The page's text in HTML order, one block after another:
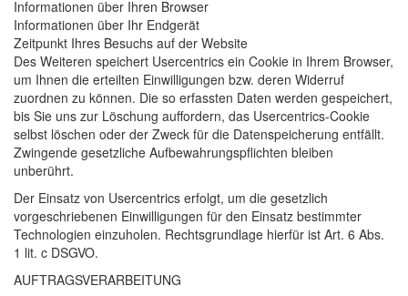
Informationen über Ihren Browser
Informationen über Ihr Endgerät
Zeitpunkt Ihres Besuchs auf der Website
Des Weiteren speichert Usercentrics ein Cookie in Ihrem Browser,
um Ihnen die erteilten Einwilligungen bzw. deren Widerruf
zuordnen zu können. Die so erfassten Daten werden gespeichert,
bis Sie uns zur Löschung auffordern, das Usercentrics-Cookie
selbst löschen oder der Zweck für die Datenspeicherung entfällt.
Zwingende gesetzliche Aufbewahrungspflichten bleiben
unberührt.
Der Einsatz von Usercentrics erfolgt, um die gesetzlich
vorgeschriebenen Einwilligungen für den Einsatz bestimmter
Technologien einzuholen. Rechtsgrundlage hierfür ist Art. 6 Abs.
1 lit. c DSGVO.
AUFTRAGSVERARBEITUNG